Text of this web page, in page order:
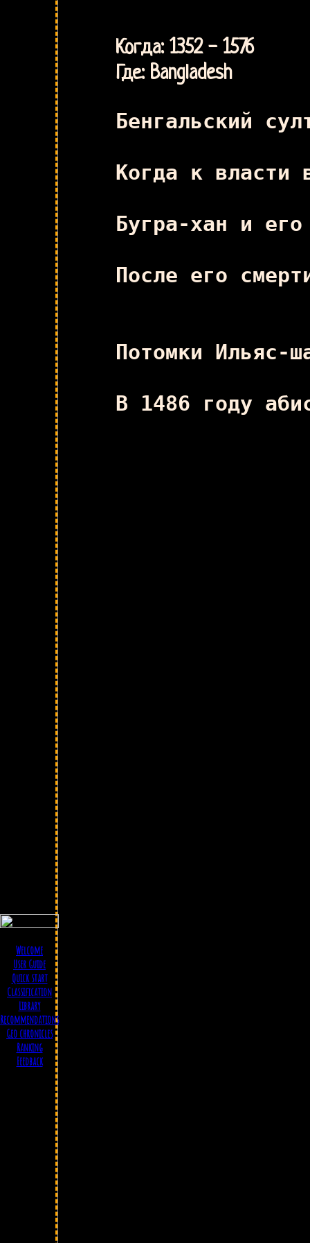
Когда: 1352 - 1576
Где: Bangladesh
Бенгальский
Когда к власти
Бугра-хан и
После его
Потомки Ильяс-
В 1486 году
Welcome
User Guide
Quick start
Classification
Library
Recommendations
Geo chronicles
Ranking
Feedback